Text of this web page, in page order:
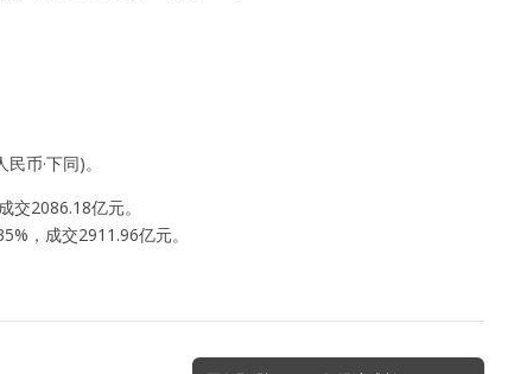
币·下同)。
2086.18亿元。
，成交2911.96亿元。